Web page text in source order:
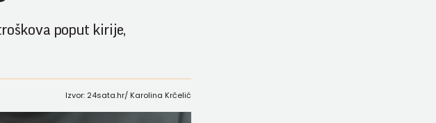
poput kirije,
Izvor: 24sata.hr/ Karolina Krčelić